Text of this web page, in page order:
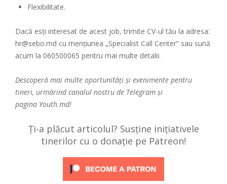
Flexibilitate.
Dacă esți interesat de acest job, trimite CV-ul tău la adresa:
hr@sebo.md cu mențiunea „Specialist Call Center” sau sună
acum la 060500065 pentru mai multe detalii.
Descoperă mai multe oportunități și evenimente pentru
tineri, urmărind canalul nostru de Telegram și
pagina Youth.md!
Ți-a plăcut articolul? Susține inițiativele
tinerilor cu o donație pe Patreon!